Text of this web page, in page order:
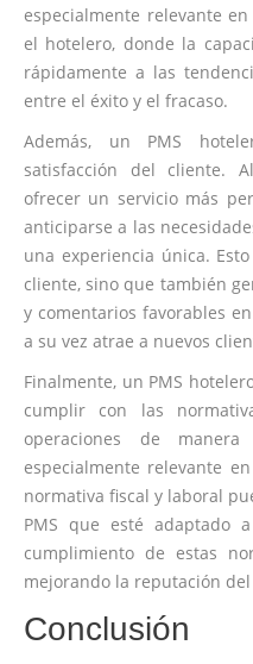
especialmente relevante
el hotelero, donde la
rápidamente a las
entre el éxito y el fracaso.
Además, un PMS
satisfacción del cliente.
ofrecer un servicio más
anticiparse a las
una experiencia única.
cliente, sino que también
y comentarios favorables
a su vez atrae a nuevos
Finalmente, un PMS
cumplir con las
operaciones de
especialmente relevante
normativa fiscal y laboral
PMS que esté adaptado
cumplimiento de estas
mejorando la reputación
Conclusión